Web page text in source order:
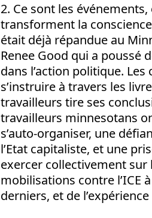
2. Ce sont les
transforment la
était déjà répandue au
Renee Good qui a poussé
dans l’action politique.
s’instruire à travers les
travailleurs tire ses
travailleurs minnesotans
s’auto-organiser, une
l’Etat capitaliste, et une
exercer collectivement sur
mobilisations contre l’ICE
derniers, et de